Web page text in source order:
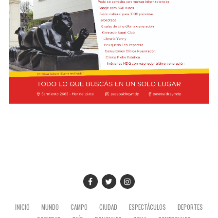
"Varias veces tuve ocasión de conocerle y hablar con él",
recordó Prevost sobre Bergoglio. Ahora, como Papa,
regresará a la Argentina con San Lorenzo a la
expectativa de una decisión del Vaticano que podría
quedar grabada en la historia del club.
situación derivó en el retiro del embajador brasileño en
Buenos Aires, Julio Bitelli.
Desde el Palacio del Planalto, el canciller Mauro
Vieira calificó los insultos del mandatario argentino
como "graves e inaceptables". Por su parte, Brasil decidió
reducir su representación en el país al nivel de
encargado de negocios.
Quirno afirmó en conferencia de prensa
que Argentina decidió no llevar el conflicto a una
instancia diplomática mayor. El funcionario sostuvo que
existían otros caminos para preservar el vínculo entre
INICIO MUNDO CAMPO CIUDAD ESPECTÁCULOS
DEPORTES